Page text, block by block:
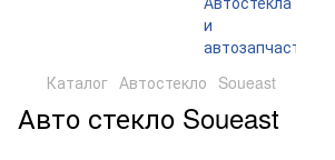
Каталог Автостекло Soueast
Авто стекло Soueast